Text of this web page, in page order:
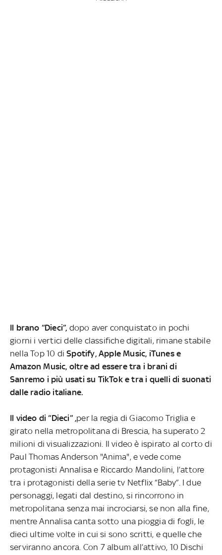
Il brano “Dieci”, dopo aver conquistato in pochi
giorni i vertici delle classifiche digitali, rimane stabile
nella Top 10 di Spotify, Apple Music, iTunes e
Amazon Music, oltre ad essere tra i brani di
Sanremo i più usati su TikTok e tra i quelli di suonati
dalle radio italiane.
Il video di “Dieci” ,per la regia di Giacomo Triglia e
girato nella metropolitana di Brescia, ha superato 2
milioni di visualizzazioni. Il video è ispirato al corto di
Paul Thomas Anderson "Anima", e vede come
protagonisti Annalisa e Riccardo Mandolini, l’attore
tra i protagonisti della serie tv Netflix “Baby”. I due
personaggi, legati dal destino, si rincorrono in
metropolitana senza mai incrociarsi, se non alla fine,
mentre Annalisa canta sotto una pioggia di fogli, le
dieci ultime volte in cui si sono scritti, e quelle che
serviranno ancora. Con 7 album all’attivo, 10 Dischi